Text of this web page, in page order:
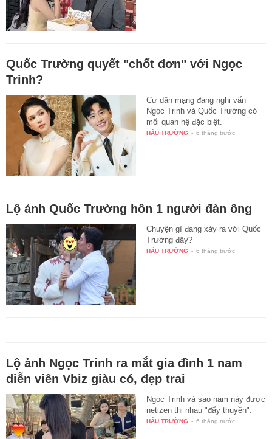
Quốc Trường quyết "chốt đơn" với Ngọc
Trinh?
Cư dân mạng đang nghi vấn
Ngọc Trinh và Quốc Trường có
mối quan hệ đặc biệt.
HẬU TRƯỜNG - 6 tháng trước
Lộ ảnh Quốc Trường hôn 1 người đàn ông
Chuyện gì đang xảy ra với Quốc
Trường đây?
HẬU TRƯỜNG - 6 tháng trước
Lộ ảnh Ngọc Trinh ra mắt gia đình 1 nam
diễn viên Vbiz giàu có, đẹp trai
Ngọc Trinh và sao nam này được
netizen thi nhau "đẩy thuyền".
HẬU TRƯỜNG - 6 tháng trước